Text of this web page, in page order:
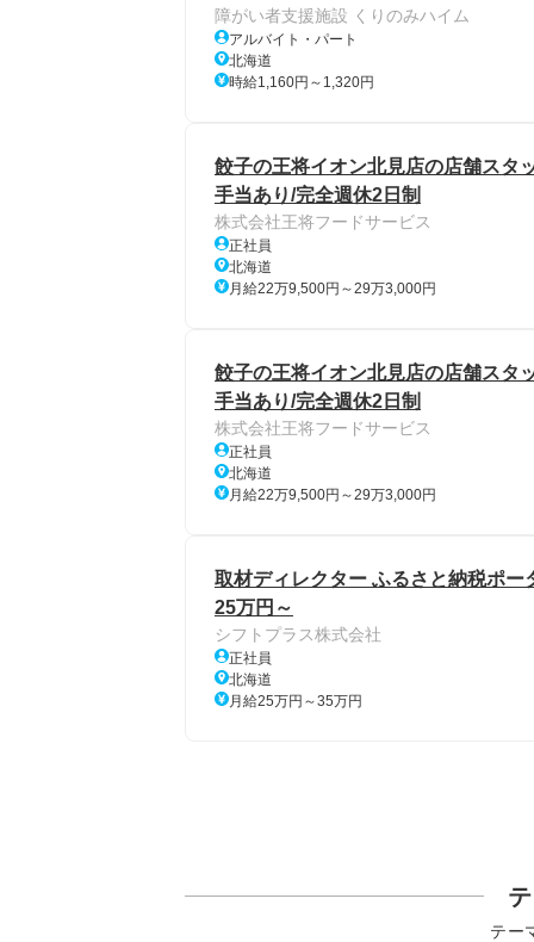
障がい者支援施設 くりのみハイム
アルバイト・パート
北海道
時給1,160円～1,320円
餃子の王将イオン北見店の店舗スタ
手当あり/完全週休2日制
株式会社王将フードサービス
正社員
北海道
月給22万9,500円～29万3,000円
餃子の王将イオン北見店の店舗スタ
手当あり/完全週休2日制
株式会社王将フードサービス
正社員
北海道
月給22万9,500円～29万3,000円
取材ディレクター ふるさと納税ポ
25万円～
シフトプラス株式会社
正社員
北海道
月給25万円～35万円
テー